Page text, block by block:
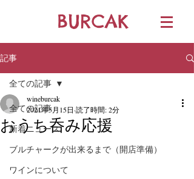
BURCAK
記事
全ての記事
新着ニュース
ブルチャークが出来るまで（開店準備）
ワインについて
全ての記事
おうち呑み応援
wineburcak
2021年5月15日 読了時間: 2分